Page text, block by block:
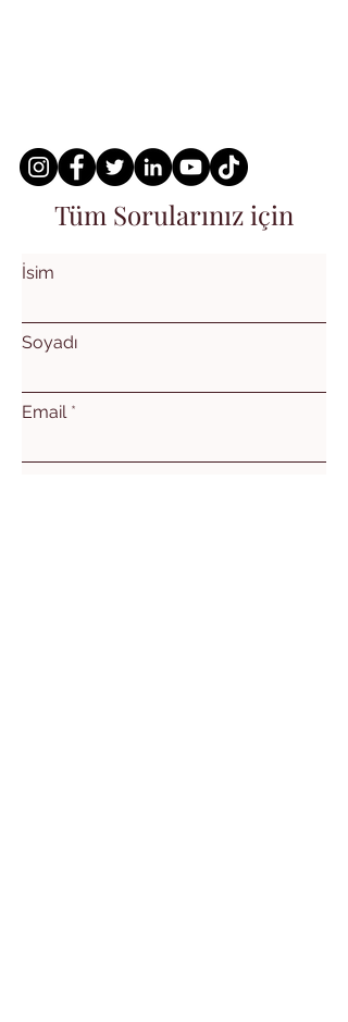
Tüm Sorularınız için
İsim
Soyadı
Email